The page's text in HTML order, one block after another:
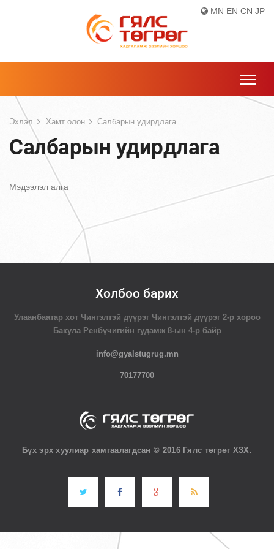
MN EN CN JP
Эхлэл Хамт олон Салбарын удирдлага
Салбарын удирдлага
Мэдээлэл алга
Холбоо барих
Улаанбаатар хот Чингэлтэй дүүрэг Чингэлтэй дүүрэг 2-р хороо
Бакула Ренбүчигийн гудамж 8-ын 4-р байр
info@gyalstugrug.mn
70177700
Бүх эрх хуулиар хамгаалагдсан © 2016 Гялс төгрөг ХЗХ.